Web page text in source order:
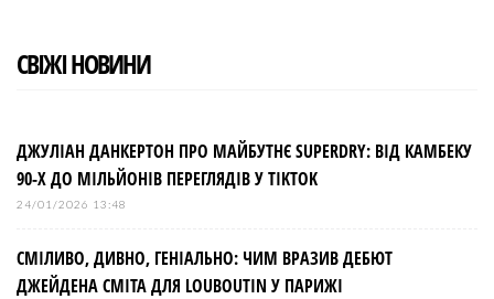
СВІЖІ НОВИНИ
ДЖУЛІАН ДАНКЕРТОН ПРО МАЙБУТНЄ SUPERDRY: ВІД КАМБЕКУ
90-Х ДО МІЛЬЙОНІВ ПЕРЕГЛЯДІВ У TIKTOK
24/01/2026 13:48
СМІЛИВО, ДИВНО, ГЕНІАЛЬНО: ЧИМ ВРАЗИВ ДЕБЮТ
ДЖЕЙДЕНА СМІТА ДЛЯ LOUBOUTIN У ПАРИЖІ